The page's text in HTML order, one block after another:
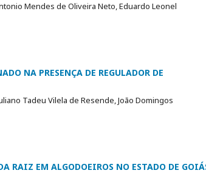
Mendes de Oliveira Neto, Eduardo Leonel
NA PRESENÇA DE REGULADOR DE
Tadeu Vilela de Resende, João Domingos
RAIZ EM ALGODOEIROS NO ESTADO DE